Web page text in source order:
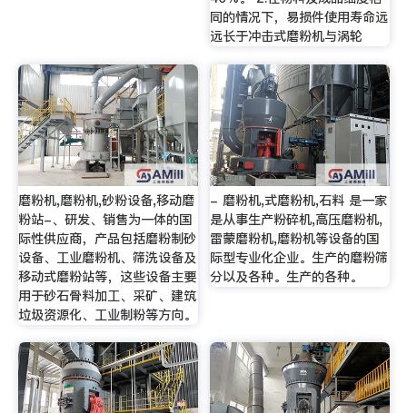
同的情况下，易损件使用寿命远
远长于冲击式磨粉机与涡轮
磨粉机,磨粉机,砂粉设备,移动磨
粉站-、研发、销售为一体的国
际性供应商，产品包括磨粉制砂
设备、工业磨粉机、筛洗设备及
移动式磨粉站等，这些设备主要
用于砂石骨料加工、采矿、建筑
垃圾资源化、工业制粉等方向。
- 磨粉机,式磨粉机,石料 是一家
是从事生产粉碎机,高压磨粉机,
雷蒙磨粉机,磨粉机等设备的国
际型专业化企业。生产的磨粉筛
分以及各种。生产的各种。